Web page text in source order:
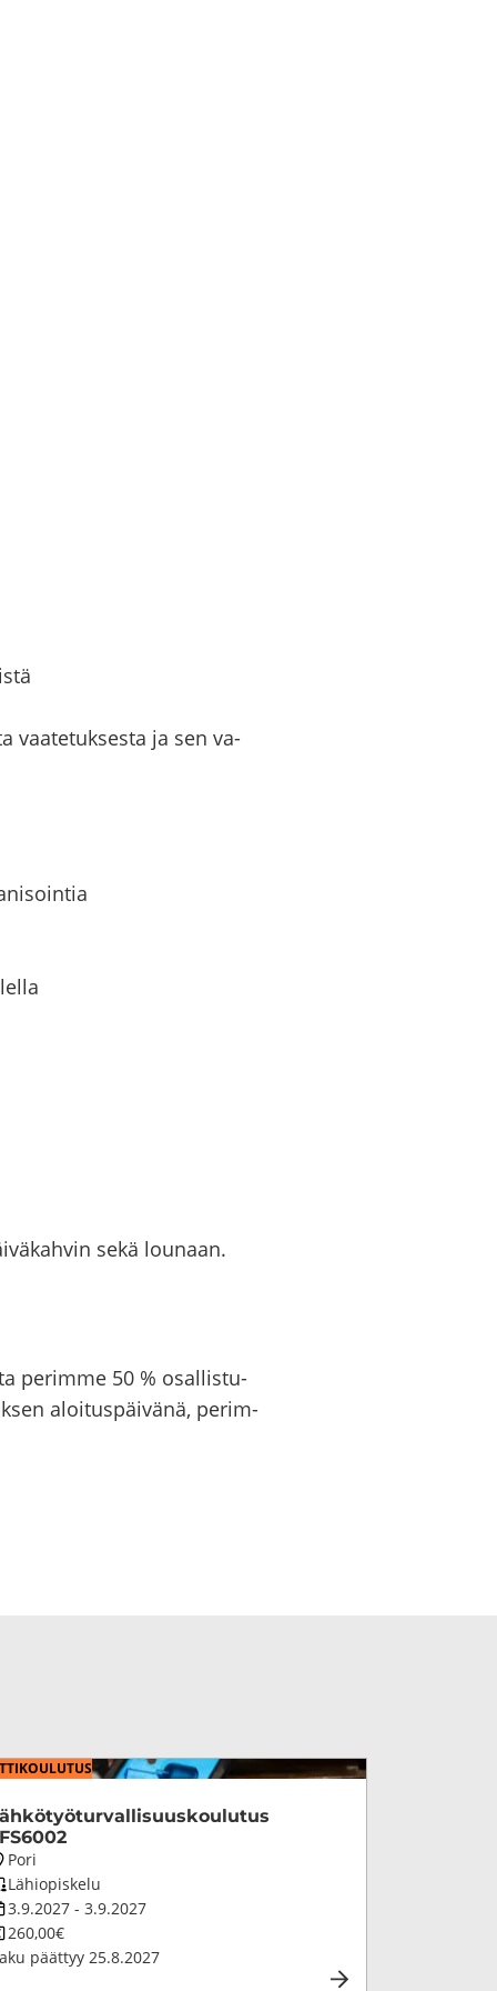
vaa­te­tuk­ses­ta ja sen va­
sekä lou­naan.
pe­rim­me 50 % osal­lis­tu­
aloi­tus­päi­vä­nä, pe­rim­
Pori
Lähiopiskelu
3.9.2027- 3.9.2027
260,00€
päättyy 25.8.2027